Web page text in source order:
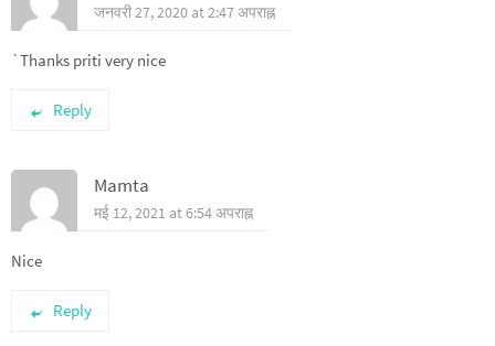
जनवरी 27, 2020 at 2:47 अपराह्न
`Thanks priti very nice
Reply
Mamta
मई 12, 2021 at 6:54 अपराह्न
Nice
Reply